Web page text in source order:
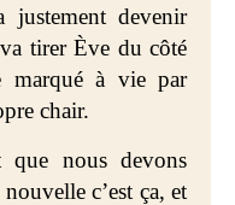
justement devenir
va tirerÈve du côté
marqué à vie par
chair.
nous devons
c’est ça, et